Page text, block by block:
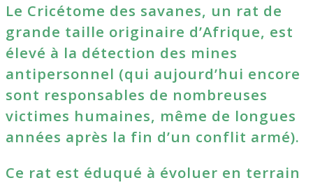
Le Cricétome des savanes, un rat de
grande taille originaire d’Afrique, est
élevé à la détection des mines
antipersonnel (qui aujourd’hui encore
sont responsables de nombreuses
victimes humaines, même de longues
années après la fin d’un conflit armé).
Ce rat est éduqué à évoluer en terrain